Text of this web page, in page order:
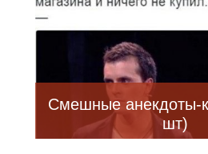
Смешные анекдоты-
шт)